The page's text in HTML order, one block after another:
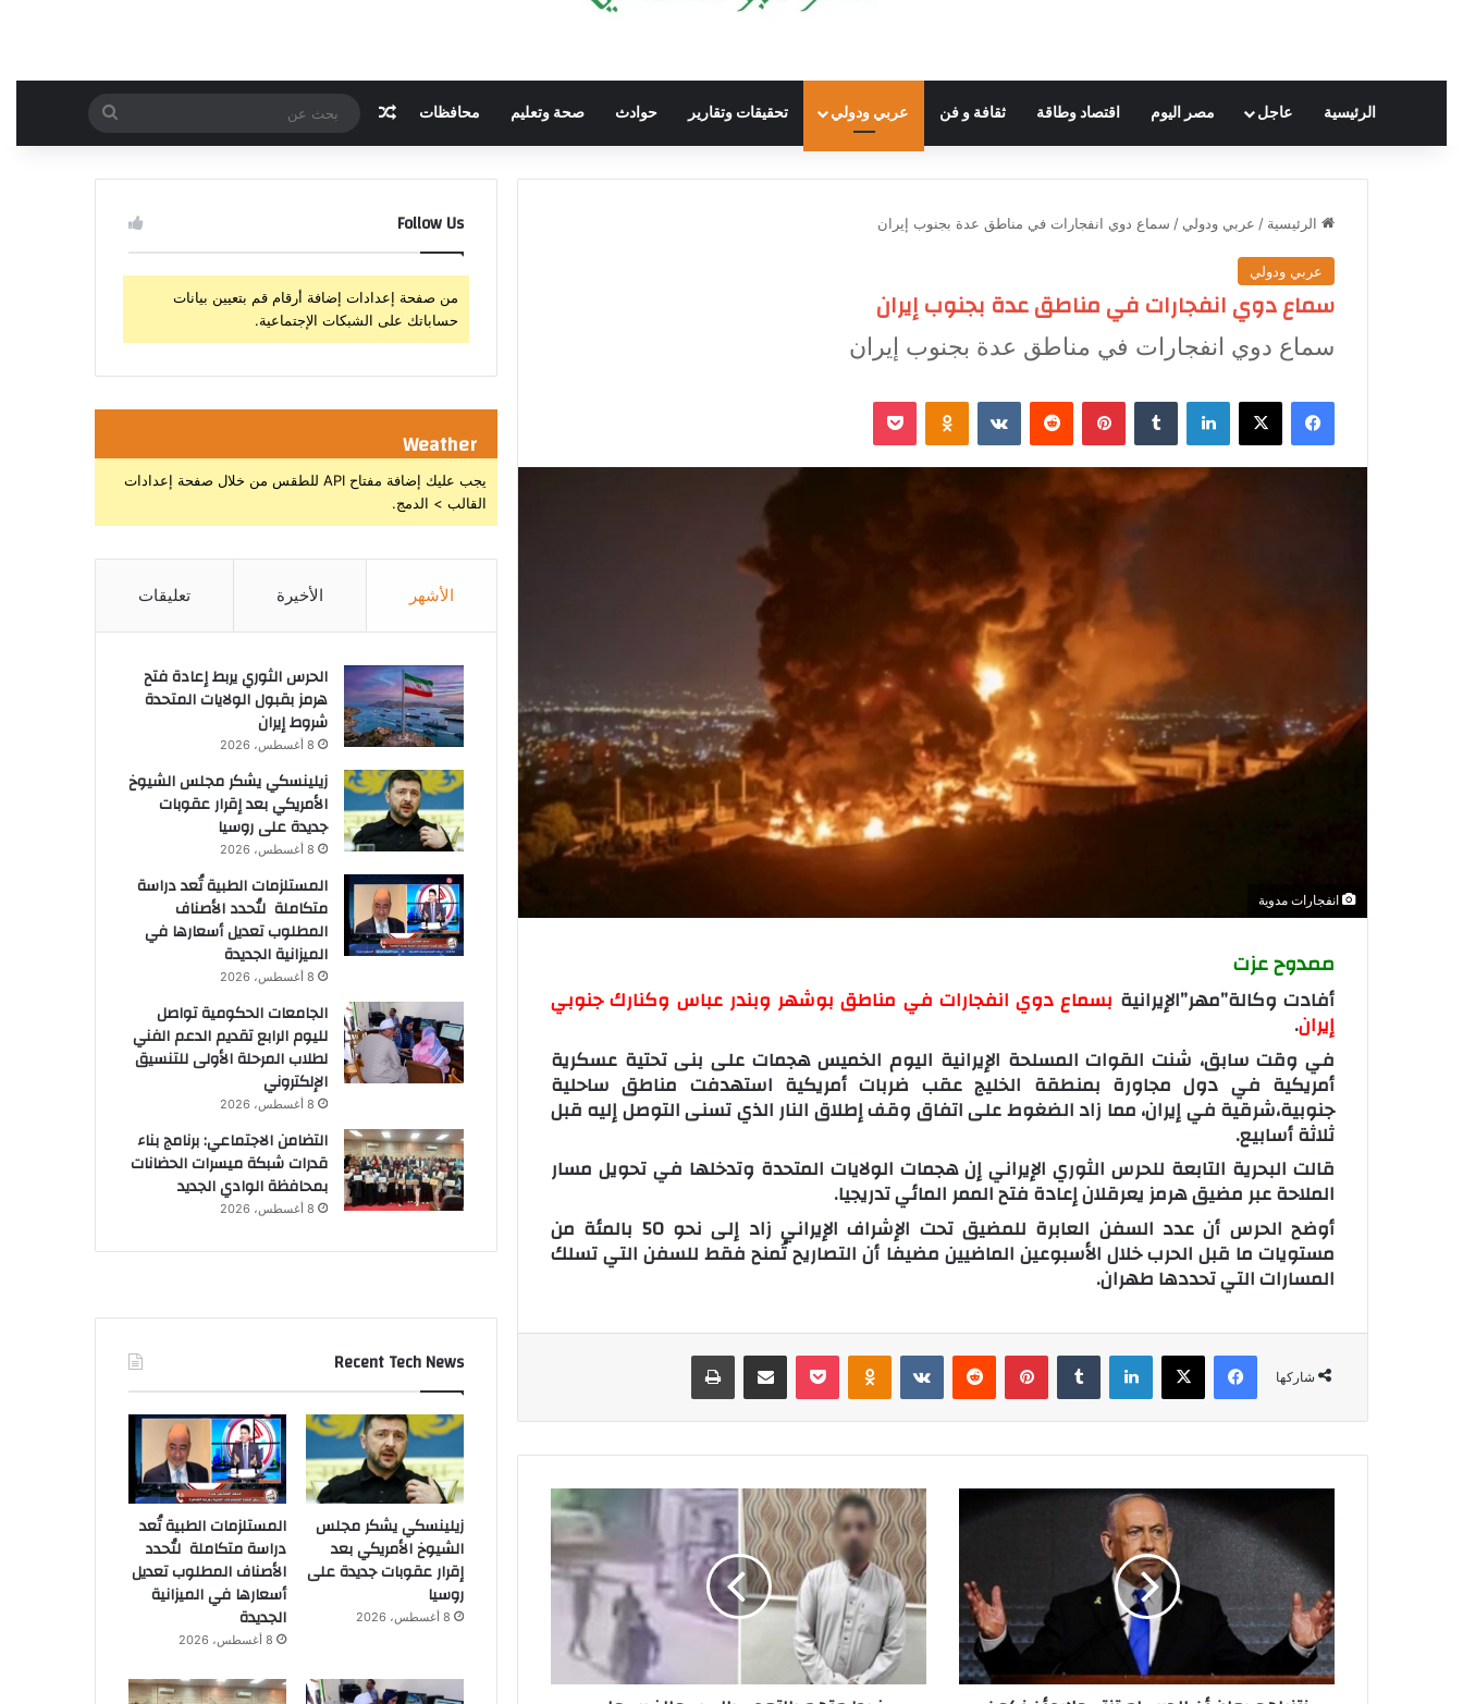
الرئيسية عاجل مصر اليوم اقتصاد وطاقة ثقافة و فن عربي ودولي تحقيقات وتقارير حوادث صحة وتعليم محافظات مقال عشوائي
عن
الرئيسية / عربي ودولي / سماع دوي انفجارات في مناطق عدة بجنوب إيران
عربي ودولي
سماع دوي انفجارات في مناطق عدة بجنوب إيران
سماع دوي انفجارات في مناطق عدة بجنوب إيران
فيسبوك لينكدإن بينتيريست
انفجارات مدوية
ممدوح عزت
أفادت وكالة”مهر”الإيرانية بسماع دوي انفجارات في مناطق بوشهر وبندر عباس وكنارك جنوبي
إيران.
في وقت سابق، شنت القوات المسلحة الإيرانية اليوم الخميس هجمات على بنى تحتية عسكرية
أمريكية في دول مجاورة بمنطقة الخليج عقب ضربات أمريكية استهدفت مناطق ساحلية
جنوبية،شرقية في إيران، مما زاد الضغوط على اتفاق وقف إطلاق النار الذي تسنى التوصل إليه قبل
ثلاثة أسابيع.
قالت البحرية التابعة للحرس الثوري الإيراني إن هجمات الولايات المتحدة وتدخلها في تحويل مسار
الملاحة عبر مضيق هرمز يعرقلان إعادة فتح الممر المائي تدريجيا.
أوضح الحرس أن عدد السفن العابرة للمضيق تحت الإشراف الإيراني زاد إلى نحو 50 بالمئة من
مستويات ما قبل الحرب خلال الأسبوعين الماضيين مضيفا أن التصاريح تُمنح فقط للسفن التي تسلك
المسارات التي تحددها طهران.
شاركها
فيسبوك لينكدإن بينتيريست
ا
ه
و
ي
ع
ض
ب
ط
م
ت
ه
ا
Follow Us
من صفحة إعدادات إضافة أرقام قم بتعيين بيانات
حساباتك على الشبكات الإجتماعية.
Weather
يجب عليك إضافة مفتاح API للطقس من خلال صفحة إعدادات
القالب > الدمج.
الأشهر الأخيرة تعليقات
الحرس الثوري يربط إعادة فتح
هرمز بقبول الولايات المتحدة
شروط إيران
8 أغسطس، 2026
زيلينسكي يشكر مجلس الشيوخ
الأمريكي بعد إقرار عقوبات
جديدة على روسيا
8 أغسطس، 2026
المستلزمات الطبية تُعد دراسة
متكاملة لتُحدد الأصناف
المطلوب تعديل أسعارها في
الميزانية الجديدة
8 أغسطس، 2026
الجامعات الحكومية تواصل
لليوم الرابع تقديم الدعم الفني
لطلاب المرحلة الأولى للتنسيق
الإلكتروني
8 أغسطس، 2026
التضامن الاجتماعي: برنامج بناء
قدرات شبكة ميسرات الحضانات
بمحافظة الوادي الجديد
8 أغسطس، 2026
Recent Tech News
زيلينسكي يشكر مجلس
الشيوخ الأمريكي بعد
إقرار عقوبات جديدة على
روسيا
8 أغسطس، 2026
المستلزمات الطبية تُعد
دراسة متكاملة لتُحدد
الأصناف المطلوب تعديل
أسعارها في الميزانية
الجديدة
8 أغسطس، 2026